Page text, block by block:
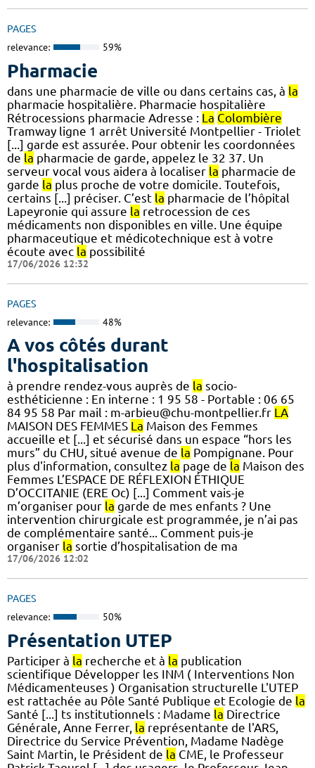
PAGES
relevance: 59%
Pharmacie
dans une pharmacie de ville ou dans certains cas, à la
pharmacie hospitalière. Pharmacie hospitalière
Rétrocessions pharmacie Adresse : La Colombière
Tramway ligne 1 arrêt Université Montpellier - Triolet
[...] garde est assurée. Pour obtenir les coordonnées
de la pharmacie de garde, appelez le 32 37. Un
serveur vocal vous aidera à localiser la pharmacie de
garde la plus proche de votre domicile. Toutefois,
certains [...] préciser. C’est la pharmacie de l’hôpital
Lapeyronie qui assure la retrocession de ces
médicaments non disponibles en ville. Une équipe
pharmaceutique et médicotechnique est à votre
écoute avec la possibilité
17/06/2026 12:32
PAGES
relevance: 48%
A vos côtés durant
l'hospitalisation
à prendre rendez-vous auprès de la socio-
esthéticienne : En interne : 1 95 58 - Portable : 06 65
84 95 58 Par mail : m-arbieu@chu-montpellier.fr LA
MAISON DES FEMMES La Maison des Femmes
accueille et [...] et sécurisé dans un espace “hors les
murs” du CHU, situé avenue de la Pompignane. Pour
plus d'information, consultez la page de la Maison des
Femmes L’ESPACE DE RÉFLEXION ÉTHIQUE
D’OCCITANIE (ERE Oc) [...] Comment vais-je
m’organiser pour la garde de mes enfants ? Une
intervention chirurgicale est programmée, je n’ai pas
de complémentaire santé... Comment puis-je
organiser la sortie d’hospitalisation de ma
17/06/2026 12:02
PAGES
relevance: 50%
Présentation UTEP
Participer à la recherche et à la publication
scientifique Développer les INM ( Interventions Non
Médicamenteuses ) Organisation structurelle L'UTEP
est rattachée au Pôle Santé Publique et Ecologie de la
Santé [...] ts institutionnels : Madame la Directrice
Générale, Anne Ferrer, la représentante de l'ARS,
Directrice du Service Prévention, Madame Nadège
Saint Martin, le Président de la CME, le Professeur